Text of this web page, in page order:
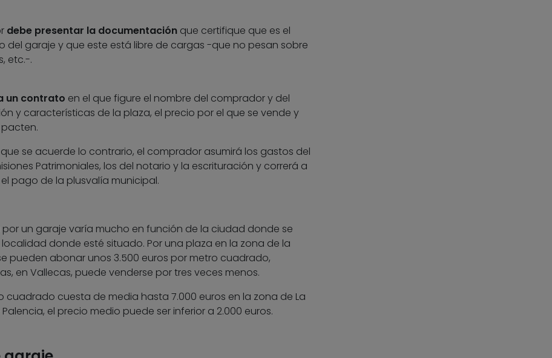
debe presentar la documentaciónque certifique que es el
del garaje y que este está libre de cargas -que no pesan sobre
etc.-.
un contrato en el que figure el nombre del comprador y del
y características de la plaza, el precio por el que se vende y
se acuerde lo contrario, el comprador asumirá los gastos del
Patrimoniales, los del notario y la escrituración y correrá a
pago de la plusvalía municipal.
un garaje varía mucho en función de la ciudad donde se
donde esté situado. Por una plaza en la zona de la
pueden abonar unos 3.500 euros por metro cuadrado,
en Vallecas, puede venderse por tres veces menos.
cuadrado cuesta de media hasta 7.000 euros en la zona de La
el precio medio puede ser inferior a 2.000 euros.